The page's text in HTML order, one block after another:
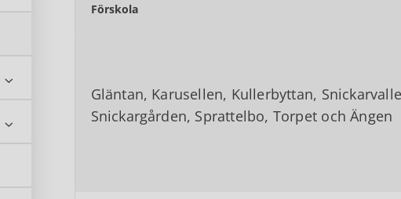
Förskola
Gläntan, Karusellen, Kullerbyttan,
Snickargården, Sprattelbo, Torpet och Ängen